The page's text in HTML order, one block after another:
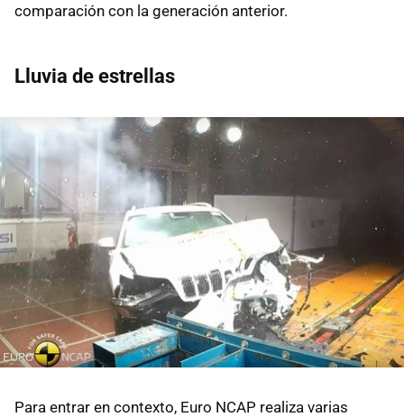
comparación con la generación anterior.
Lluvia de estrellas
Para entrar en contexto, Euro NCAP realiza varias